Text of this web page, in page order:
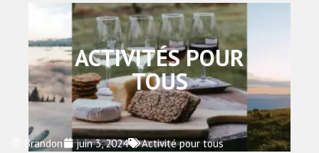
ACTIVITÉS POUR
TOUS
Brandon juin 3, 2024 Activité pour tous